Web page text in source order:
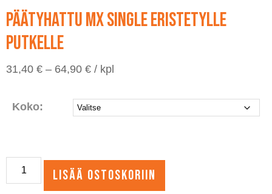
Päätyhattu MX Single eristetylle
putkelle
31,40 € – 64,90 €Hintaluokka:
64,90 €
/ kpl
Koko:
Päätyhattu
Lisää ostoskoriin